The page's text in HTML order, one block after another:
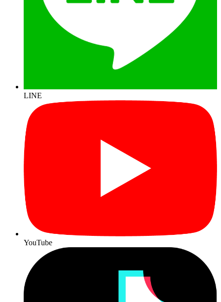
LINE
YouTube